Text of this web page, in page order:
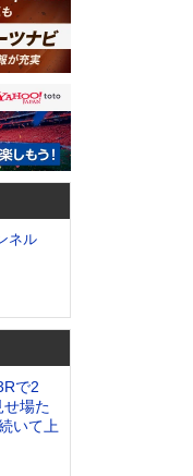
ネル
で2
場た
いて上